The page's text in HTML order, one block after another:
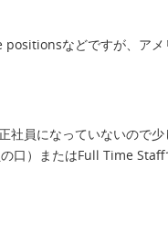
などですが、アメ
社員になっていないので
口）またはFull Time Staff